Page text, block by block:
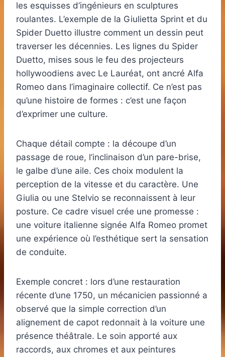
les esquisses d’ingénieurs en sculptures
roulantes. L’exemple de la Giulietta Sprint et du
Spider Duetto illustre comment un dessin peut
traverser les décennies. Les lignes du Spider
Duetto, mises sous le feu des projecteurs
hollywoodiens avec Le Lauréat, ont ancré Alfa
Romeo dans l’imaginaire collectif. Ce n’est pas
qu’une histoire de formes : c’est une façon
d’exprimer une culture.
Chaque détail compte : la découpe d’un
passage de roue, l’inclinaison d’un pare-brise,
le galbe d’une aile. Ces choix modulent la
perception de la vitesse et du caractère. Une
Giulia ou une Stelvio se reconnaissent à leur
posture. Ce cadre visuel crée une promesse :
une voiture italienne signée Alfa Romeo promet
une expérience où l’esthétique sert la sensation
de conduite.
Exemple concret : lors d’une restauration
récente d’une 1750, un mécanicien passionné a
observé que la simple correction d’un
alignement de capot redonnait à la voiture une
présence théâtrale. Le soin apporté aux
raccords, aux chromes et aux peintures